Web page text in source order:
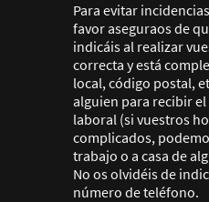
Para evitar
favor aseguraos de
indicáis al realizar
correcta y está
local, código postal,
alguien para recibir
laboral (si vuestros
complicados,
trabajo o a casa de
No os olvidéis de
número de teléfono.